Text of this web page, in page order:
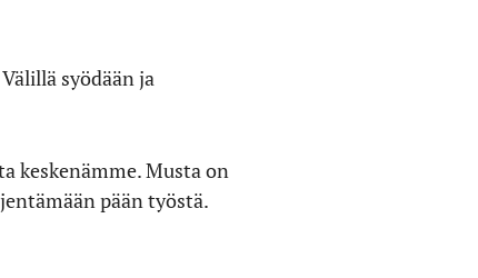
syödään ja
keskenämme. Musta on
pään työstä.